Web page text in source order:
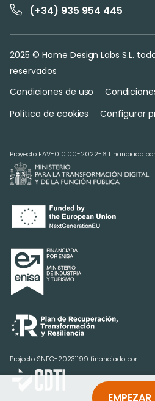
EMPEZAR
(+34) 935 954 445
2025 © Home Design Labs S.L.
reservados
Condiciones de uso
Política de cookies
Configurar
Proyecto FAV-010100-2022-6 financiado
Projecto SNEO-20231199 financiado por: